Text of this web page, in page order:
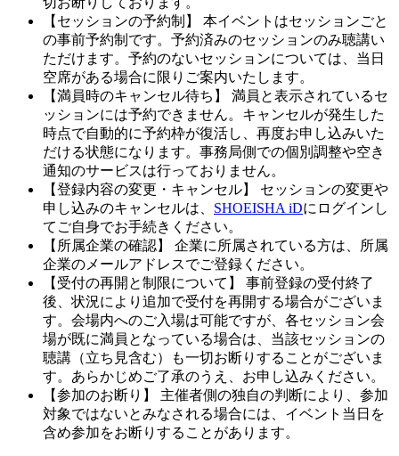
【セッションの予約制】 本イベントはセッションごと
の事前予約制です。予約済みのセッションのみ聴講い
ただけます。予約のないセッションについては、当日
空席がある場合に限りご案内いたします。
【満員時のキャンセル待ち】 満員と表示されているセ
ッションには予約できません。キャンセルが発生した
時点で自動的に予約枠が復活し、再度お申し込みいた
だける状態になります。事務局側での個別調整や空き
通知のサービスは行っておりません。
【登録内容の変更・キャンセル】 セッションの変更や
申し込みのキャンセルは、 SHOEISHA iDにログインし
てご自身でお手続きください。
【所属企業の確認】 企業に所属されている方は、所属
企業のメールアドレスでご登録ください。
【受付の再開と制限について】 事前登録の受付終了
後、状況により追加で受付を再開する場合がございま
す。会場内へのご入場は可能ですが、各セッション会
場が既に満員となっている場合は、当該セッションの
聴講（立ち見含む）も一切お断りすることがございま
す。あらかじめご了承のうえ、お申し込みください。
【参加のお断り】 主催者側の独自の判断により、参加
対象ではないとみなされる場合には、イベント当日を
含め参加をお断りすることがあります。